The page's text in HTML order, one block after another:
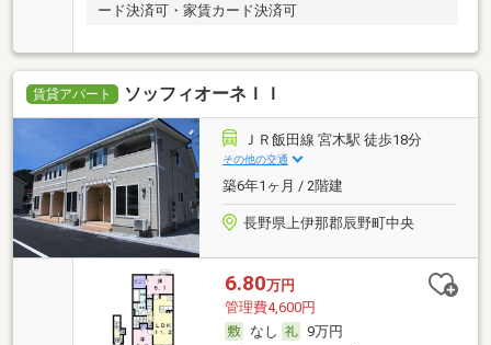
ード決済可・家賃カード決済可
賃貸アパート ソッフィオーネＩＩ
ＪＲ飯田線 宮木駅 徒歩18分
その他の交通
築6年1ヶ月 / 2階建
長野県上伊那郡辰野町中央
6.80万円
管理費4,600円
なし
9万円